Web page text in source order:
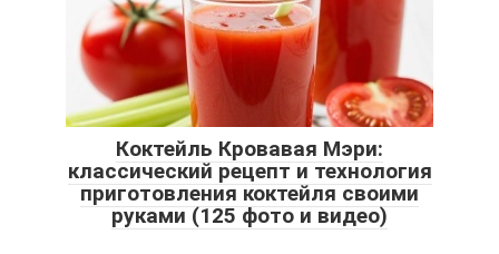
Коктейль Кровавая Мэри:
классический рецепт и технология
приготовления коктейля своими
руками (125 фото и видео)